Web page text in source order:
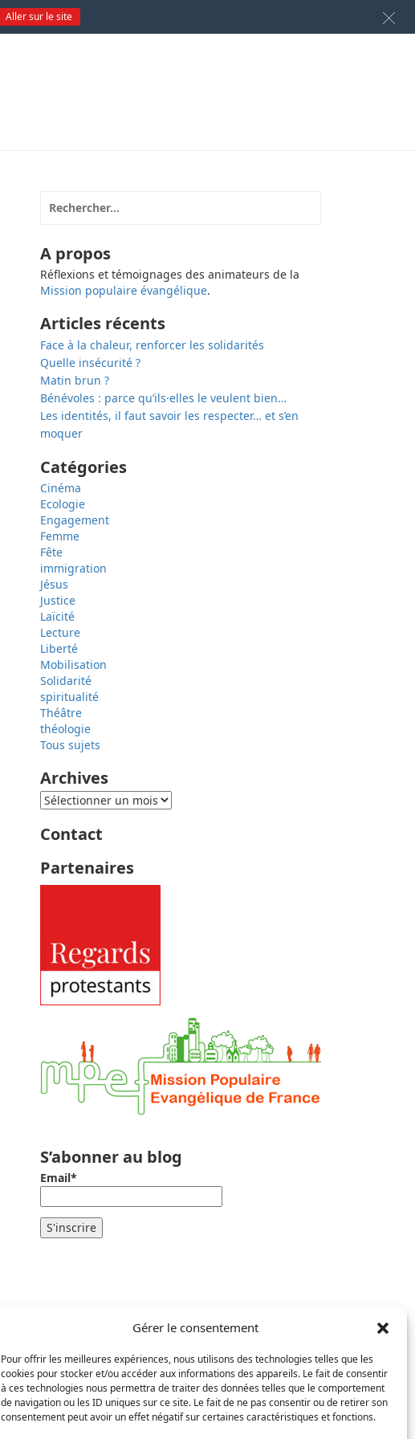
Gérer le consentement
Pour offrir les meilleures expériences, nous utilisons des technologies telles que les
cookies pour stocker et/ou accéder aux informations des appareils. Le fait de consentir
à ces technologies nous permettra de traiter des données telles que le comportement
de navigation ou les ID uniques sur ce site. Le fait de ne pas consentir ou de retirer son
consentement peut avoir un effet négatif sur certaines caractéristiques et fonctions.
A propos
Réflexions et témoignages des animateurs de la
Mission populaire évangélique.
Articles récents
Face à la chaleur, renforcer les solidarités
Quelle insécurité ?
Matin brun ?
Bénévoles : parce qu’ils·elles le veulent bien…
Les identités, il faut savoir les respecter… et s’en
moquer
Catégories
Cinéma
Ecologie
Engagement
Femme
Fête
immigration
Jésus
Justice
Laïcité
Lecture
Liberté
Mobilisation
Solidarité
spiritualité
Théâtre
théologie
Tous sujets
Archives
Contact
Partenaires
S’abonner au blog
Email*
Aller sur le site